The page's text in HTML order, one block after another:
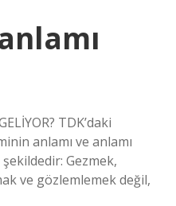
TDK’daki
anlamı ve anlamı
Gezmek,
ve gözlemlemek değil,